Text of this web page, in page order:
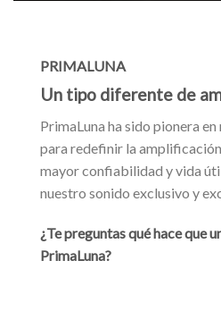
PRIMALUNA
Un tipo diferente de
PrimaLuna ha sido pionera
para redefinir la
mayor confiabilidad y vida
nuestro sonido exclusivo y
¿Te preguntas qué hace que
PrimaLuna?